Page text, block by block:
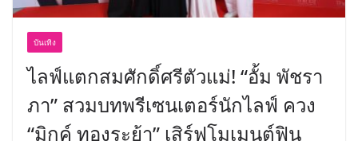
บันเทิง
ไลฟ์แตกสมศักดิ์ศรีตัวแม่! “อั้ม พัชรา
ภา” สวมบทพรีเซนเตอร์นักไลฟ์ ควง
“มิกค์ ทองระย้า” เสิร์ฟโมเมนต์ฟิน